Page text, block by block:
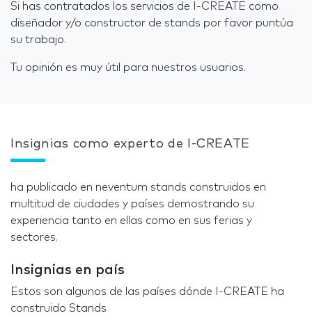
Si has contratados los servicios de I-CREATE como
diseñador y/o constructor de stands por favor puntúa
su trabajo.
Tu opinión es muy útil para nuestros usuarios.
Insignias como experto de I-CREATE
ha publicado en neventum stands construidos en
multitud de ciudades y países demostrando su
experiencia tanto en ellas como en sus ferias y
sectores.
Insignias en país
Estos son algunos de las países dónde I-CREATE ha
construido Stands